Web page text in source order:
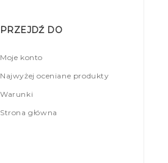
PRZEJDŹ DO
Moje konto
Najwyżej oceniane produkty
Warunki
Strona główna